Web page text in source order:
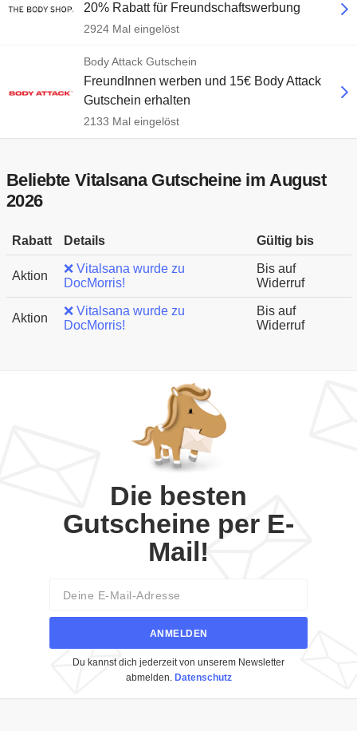
20% Rabatt für Freundschaftswerbung
2924 Mal eingelöst
Body Attack Gutschein
FreundInnen werben und 15€ Body Attack
Gutschein erhalten
2133 Mal eingelöst
Beliebte Vitalsana Gutscheine im August
2026
Rabatt Details Gültig bis
Aktion
❌ Vitalsana wurde zu
DocMorris!
Bis auf
Widerruf
Aktion
❌ Vitalsana wurde zu
DocMorris!
Bis auf
Widerruf
Die besten
Gutscheine per E-
Mail!
ANMELDEN
Du kannst dich jederzeit von unserem Newsletter
abmelden. Datenschutz